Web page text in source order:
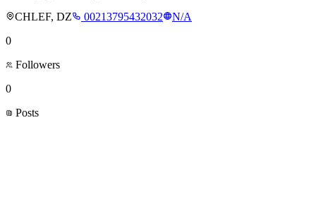
CHLEF, DZ
00213795432032
N/A
0
Followers
0
Posts